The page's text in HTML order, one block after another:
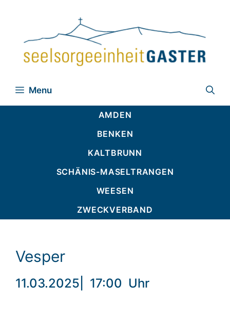
Menu
AMDEN
BENKEN
KALTBRUNN
SCHÄNIS-MASELTRANGEN
WEESEN
ZWECKVERBAND
Vesper
11.03.2025 17:00 Uhr